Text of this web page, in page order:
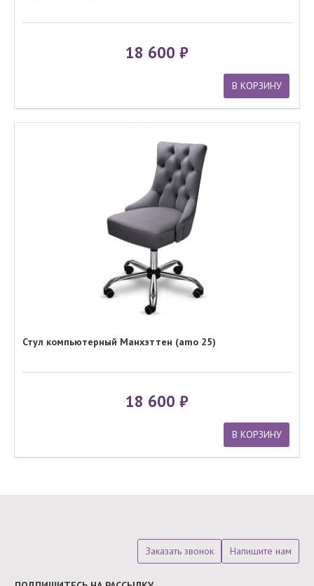
18 600
В КОРЗИНУ
Стул компьютерный Манхэттен (amo 25)
18 600
В КОРЗИНУ
Заказать звонок Напишите нам